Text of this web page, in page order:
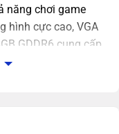
năng chơi game
hình cực cao, VGA
GDDR6 cung cấp
dung lượng
thả mình vào trò